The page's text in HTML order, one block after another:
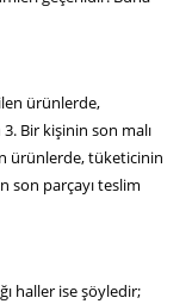
ürünlerde,
Bir kişinin son malı
ürünlerde, tüketicinin
son parçayı teslim
haller ise şöyledir;